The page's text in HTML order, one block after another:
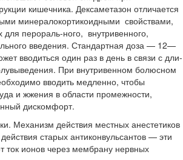
кишечника. Дексаметазон отличается
минералокортикоидными свойствами,
перораль-ного, внутривенного,
введения. Стандартная доза — 12—
вводиться один раз в день в связи с дли­
При внутривенном болюсном
вводить медленно, чтобы
и жже­ния в области промежности,
дискомфорт.
Механизм действия местных анестетиков
старых антиконвульсантов — эти
ток ионов через мембрану нервных